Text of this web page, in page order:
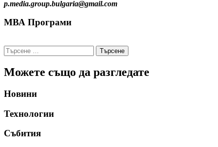
p.media.group.bulgaria@gmail.com
МВА Програми
Търсене
за:
Можете също да разгледате
Новини
Технологии
Събития